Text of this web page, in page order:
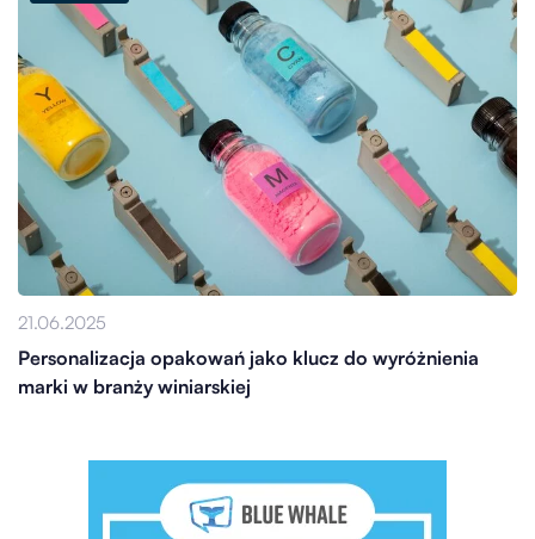
21.06.2025
Personalizacja opakowań jako klucz do wyróżnienia
marki w branży winiarskiej